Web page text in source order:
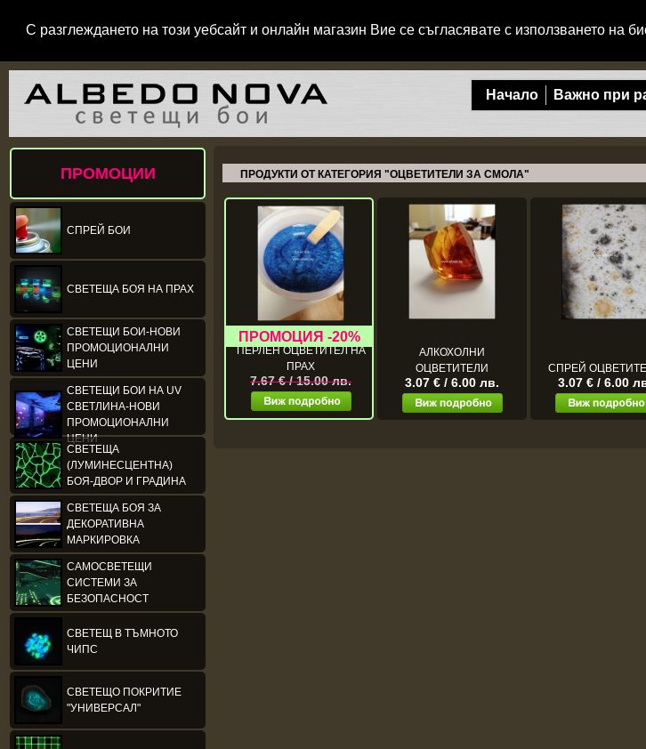
С разглеждането на този уебсайт и онлайн магазин Вие се съгласявате с използването на
Начало Важно при
ПРОМОЦИИ
СПРЕЙ БОИ
СВЕТЕЩА БОЯ НА ПРАХ
СВЕТЕЩИ БОИ-НОВИ
ПРОМОЦИОНАЛНИ
ЦЕНИ
СВЕТЕЩИ БОИ НА UV
СВЕТЛИНА-НОВИ
ПРОМОЦИОНАЛНИ
ЦЕНИ
СВЕТЕЩА
(ЛУМИНЕСЦЕНТНА)
БОЯ-ДВОР И ГРАДИНА
СВЕТЕЩА БОЯ ЗА
ДЕКОРАТИВНА
МАРКИРОВКА
САМОСВЕТЕЩИ
СИСТЕМИ ЗА
БЕЗОПАСНОСТ
СВЕТЕЩ В ТЪМНОТО
ЧИПС
СВЕТЕЩО ПОКРИТИЕ
"УНИВЕРСАЛ"
ПРОДУКТИ ОТ КАТЕГОРИЯ "ОЦВЕТИТЕЛИ ЗА СМОЛА"
ПЕРЛЕН ОЦВЕТИТЕЛ НА
ПРАХ
7.67 € / 15.00 лв.
АЛКОХОЛНИ
ОЦВЕТИТЕЛИ
3.07 € / 6.00 лв.
СПРЕЙ
3.07 € / 6.00